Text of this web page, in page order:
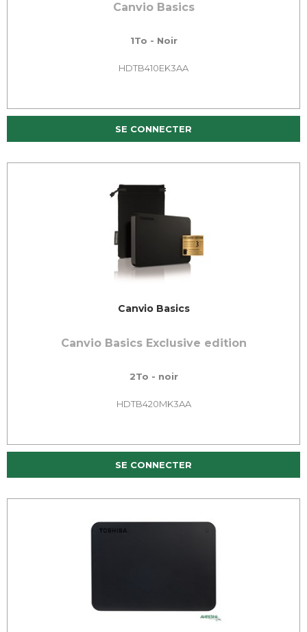
Canvio Basics
1To - Noir
HDTB410EK3AA
SE CONNECTER
Canvio Basics
Canvio Basics Exclusive edition
2To - noir
HDTB420MK3AA
SE CONNECTER